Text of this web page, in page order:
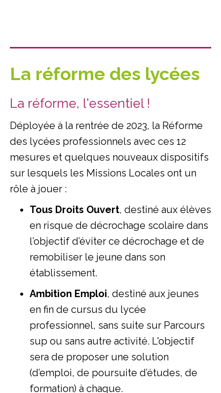
La réforme des lycées
La réforme, l'essentiel !
Déployée à la rentrée de 2023, la Réforme
des lycées professionnels avec ces 12
mesures et quelques nouveaux dispositifs
sur lesquels les Missions Locales ont un
rôle à jouer :
Tous Droits Ouvert, destiné aux élèves
en risque de décrochage scolaire dans
l’objectif d’éviter ce décrochage et de
remobiliser le jeune dans son
établissement.
Ambition Emploi, destiné aux jeunes
en fin de cursus du lycée
professionnel, sans suite sur Parcours
sup ou sans autre activité. L'objectif
sera de proposer une solution
(d’emploi, de poursuite d’études, de
formation) à chaque.